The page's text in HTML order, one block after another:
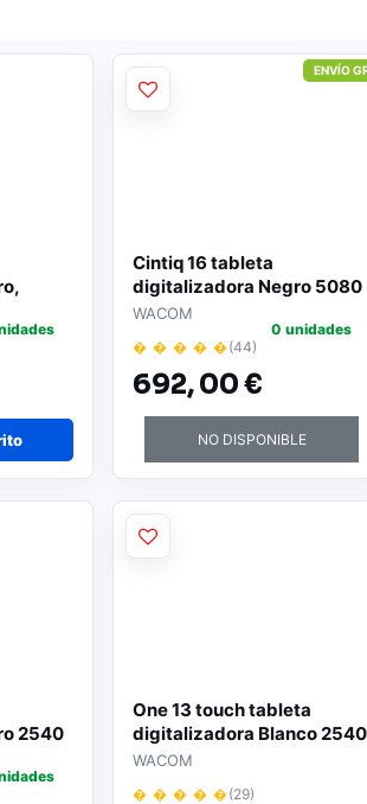
Cintiq 16 tableta
digitalizadora Negro 5080
líneas por pulgada 344,16 x
WACOM
� � � � �(44)
692,00 €
0 unidades
NO DISPONIBLE
ENVÍO
2540
x 95
One 13 touch tableta
digitalizadora Blanco 2540
líneas por pulgada USB
WACOM
� � � � �(29)